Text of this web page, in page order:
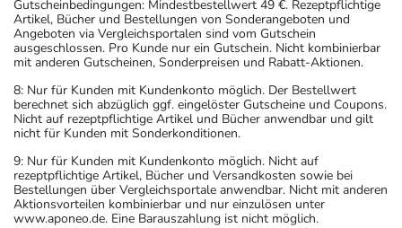
Gutscheinbedingungen: Mindestbestellwert 49 €. Rezeptpflichtige
Artikel, Bücher und Bestellungen von Sonderangeboten und
Angeboten via Vergleichsportalen sind vom Gutschein
ausgeschlossen. Pro Kunde nur ein Gutschein. Nicht kombinierbar
mit anderen Gutscheinen, Sonderpreisen und Rabatt-Aktionen.
8: Nur für Kunden mit Kundenkonto möglich. Der Bestellwert
berechnet sich abzüglich ggf. eingelöster Gutscheine und Coupons.
Nicht auf rezeptpflichtige Artikel und Bücher anwendbar und gilt
nicht für Kunden mit Sonderkonditionen.
9: Nur für Kunden mit Kundenkonto möglich. Nicht auf
rezeptpflichtige Artikel, Bücher und Versandkosten sowie bei
Bestellungen über Vergleichsportale anwendbar. Nicht mit anderen
Aktionsvorteilen kombinierbar und nur einzulösen unter
www.aponeo.de. Eine Barauszahlung ist nicht möglich.